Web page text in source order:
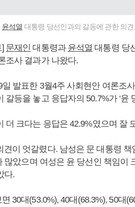
윤석열 대통령 당선인과의 갈등에 관한 의
문재인 대통령과 윤석열 대통령 당
조사 결과가 나왔다.
발표한 3월4주 사회현안 여론조
갈등을 놓고 응답자의 50.7%가 ‘윤
더 크다는 응답은 42.9%였으며 잘
견이 엇갈렸다. 남성은 문 대통령
많았으며 여성은 윤 당선인 책임이
다.
30대(53.0%), 40대(68.3%), 50대